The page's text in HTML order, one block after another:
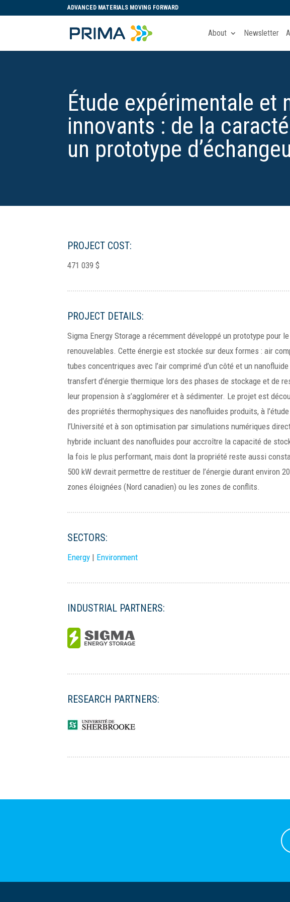
ADVANCED MATERIALS MOVING FORWARD
About Newsletter
Étude expérimentale et
innovants : de la
un prototype
PROJECT COST:
471 039 $
PROJECT DETAILS:
Sigma Energy Storage a récemment développé un prototype pour
renouvelables. Cette énergie est stockée sur deux formes : air
tubes concentriques avec l’air comprimé d’un côté et un
transfert d’énergie thermique lors des phases de stockage et de
leur propension à s’agglomérer et à sédimenter. Le projet est
des propriétés thermophysiques des nanofluides produits, à
l’Université et à son optimisation par simulations numériques
hybride incluant des nanofluides pour accroître la capacité de
la fois le plus performant, mais dont la propriété reste aussi
500 kW devrait permettre de restituer de l’énergie durant environ
zones éloignées (Nord canadien) ou les zones de conflits.
SECTORS:
Energy | Environment
INDUSTRIAL PARTNERS:
RESEARCH PARTNERS: